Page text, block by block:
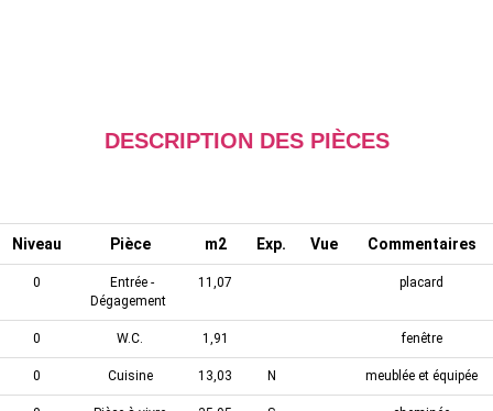
DESCRIPTION DES PIÈCES
Niveau Pièce m2 Exp. Vue Commentaires
0
Entrée -
Dégagement
11,07 placard
0 W.C. 1,91 fenêtre
0 Cuisine 13,03 N meublée et équipée